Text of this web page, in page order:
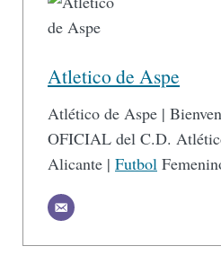
Atletico de Aspe
Atlético de Aspe |
OFICIAL del C.D.
Alicante | Futbol